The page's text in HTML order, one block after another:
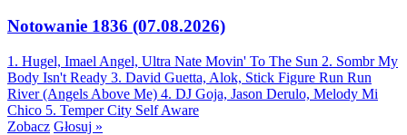
Notowanie 1836 (07.08.2026)
1. Hugel, Imael Angel, Ultra Nate Movin' To The Sun 2. Sombr My
Body Isn't Ready 3. David Guetta, Alok, Stick Figure Run Run
River (Angels Above Me) 4. DJ Goja, Jason Derulo, Melody Mi
Chico 5. Temper City Self Aware
Zobacz Głosuj »